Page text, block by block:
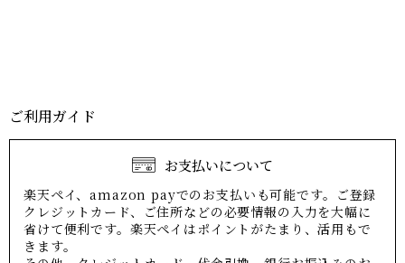
ご利用ガイド
お支払いについて
楽天ペイ、amazon payでのお支払いも可能です。ご登録
クレジットカード、ご住所などの必要情報の入力を大幅に
省けて便利です。楽天ペイはポイントがたまり、活用もで
きます。